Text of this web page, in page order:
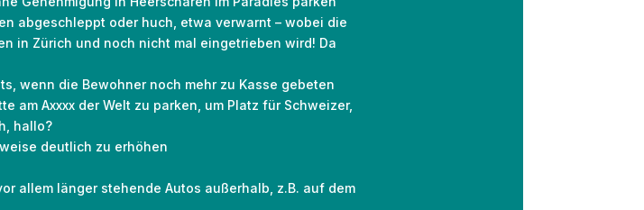
abgeschleppt oder huch, etwa verwarnt – wobei die
in Zürich und noch nicht mal eingetrieben wird! Da
wenn die Bewohner noch mehr zu Kasse gebeten
am Axxxx der Welt zu parken, um Platz für Schweizer,
hallo?
deutlich zu erhöhen
allem länger stehende Autos außerhalb, z.B. auf dem